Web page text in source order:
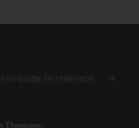
GUIDE ÖSTERREICH
Themen: